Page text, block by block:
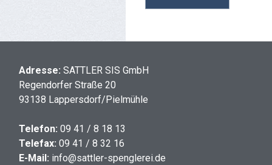
Adresse:SATTLER SIS GmbH
Regendorfer Straße 20
93138 Lappersdorf/Pielmühle
Telefon: 09 41 / 8 18 13
Telefax:09 41 / 8 32 16
E-Mail: info@sattler-spenglerei.de